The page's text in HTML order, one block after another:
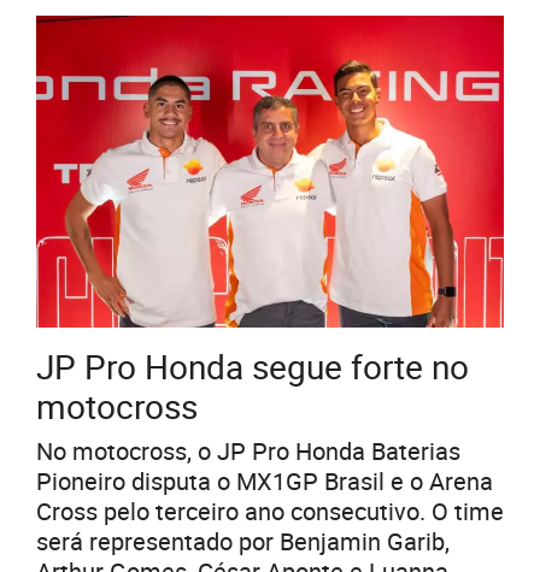
JP Pro Honda segue forte no
motocross
No motocross, o JP Pro Honda Baterias
Pioneiro disputa o MX1GP Brasil e o Arena
Cross pelo terceiro ano consecutivo. O time
será representado por Benjamin Garib,